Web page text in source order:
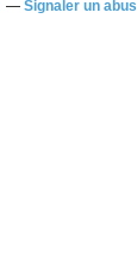
Signaler un abus